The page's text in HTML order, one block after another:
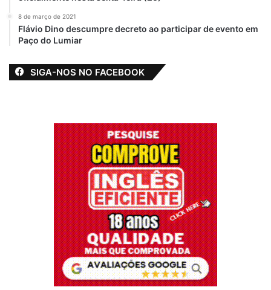
8 de março de 2021
Flávio Dino descumpre decreto ao participar de evento em
Paço do Lumiar
SIGA-NOS NO FACEBOOK